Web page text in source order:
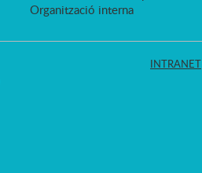
Organització interna
INTRANET